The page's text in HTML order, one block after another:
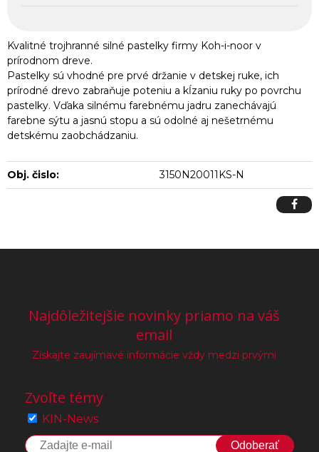
Kvalitné trojhranné silné pastelky firmy Koh-i-noor v
prírodnom dreve.
Pastelky sú vhodné pre prvé držanie v detskej ruke, ich
prírodné drevo zabraňuje poteniu a kĺzaniu ruky po povrchu
pastelky. Vďaka silnému farebnému jadru zanechávajú
farebne sýtu a jasnú stopu a sú odolné aj nešetrnému
detskému zaobchádzaniu.
Obj. čislo: 3150N20011KS-N
Najdôležitejšie novinky priamo na váš
email
Získajte zaujímavé informácie vždy medzi prvými
Zvoľte témy
KIN-News
Odoberať